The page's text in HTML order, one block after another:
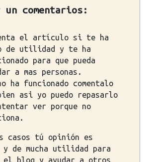
un comentarios:
el artículo si te ha
de utilidad y te ha
para que pueda
a mas personas.
ha funcionado comentalo
asi yo puedo repasarlo
ver porque no
casos tú opinión es
de mucha utilidad para
el blog y ayudar a otros